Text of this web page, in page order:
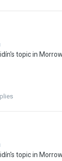
topic in
topic in